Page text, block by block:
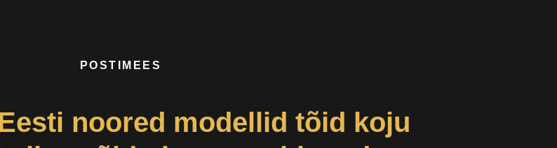
POSTIMEES
noored modellid tõid koju